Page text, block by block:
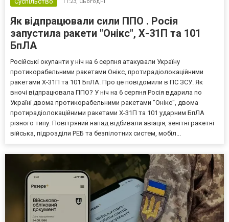
Як відпрацювали сили ППО . Росія
запустила ракети "Онікс", Х-31П та 101
БпЛА
Російські окупанти у ніч на 6 серпня атакували Україну
протикорабельними ракетами Онікс, протирадіолокаційними
ракетами Х-31П та 101 БпЛА. Про це повідомили в ПС ЗСУ. Як
вночі відпрацювала ППО? У ніч на 6 серпня Росія вдарила по
Україні двома протикорабельними ракетами "Онікс", двома
протирадіолокаційними ракетами Х-31П та 101 ударним БпЛА
різного типу. Повітряний напад відбивали авіація, зенітні ракетні
війська, підрозділи РЕБ та безпілотних систем, мобіл...